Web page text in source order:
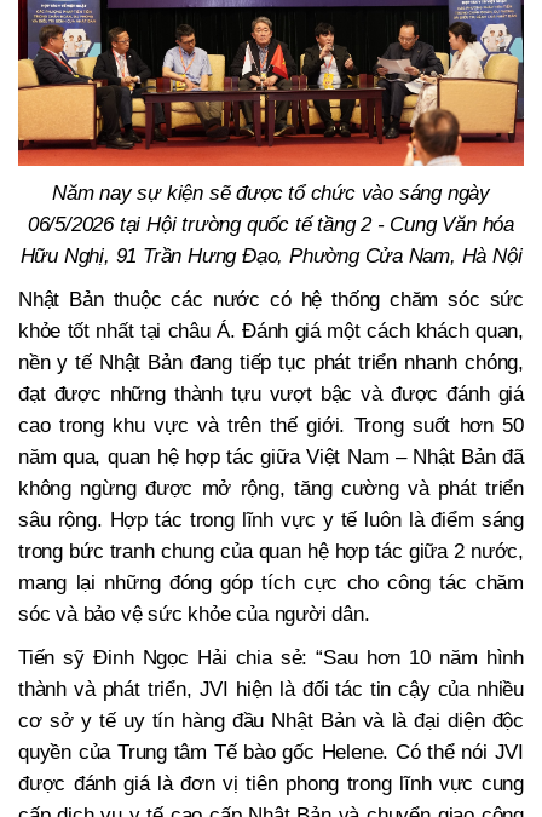
Năm nay sự kiện sẽ được tổ chức vào sáng ngày
06/5/2026 tại Hội trường quốc tế tầng 2 - Cung Văn hóa
Hữu Nghị, 91 Trần Hưng Đạo, Phường Cửa Nam, Hà Nội
Nhật Bản thuộc các nước có hệ thống chăm sóc sức
khỏe tốt nhất tại châu Á. Đánh giá một cách khách quan,
nền y tế Nhật Bản đang tiếp tục phát triển nhanh chóng,
đạt được những thành tựu vượt bậc và được đánh giá
cao trong khu vực và trên thế giới. Trong suốt hơn 50
năm qua, quan hệ hợp tác giữa Việt Nam – Nhật Bản đã
không ngừng được mở rộng, tăng cường và phát triển
sâu rộng. Hợp tác trong lĩnh vực y tế luôn là điểm sáng
trong bức tranh chung của quan hệ hợp tác giữa 2 nước,
mang lại những đóng góp tích cực cho công tác chăm
sóc và bảo vệ sức khỏe của người dân.
Tiến sỹ Đinh Ngọc Hải chia sẻ: “Sau hơn 10 năm hình
thành và phát triển, JVI hiện là đối tác tin cậy của nhiều
cơ sở y tế uy tín hàng đầu Nhật Bản và là đại diện độc
quyền của Trung tâm Tế bào gốc Helene. Có thể nói JVI
được đánh giá là đơn vị tiên phong trong lĩnh vực cung